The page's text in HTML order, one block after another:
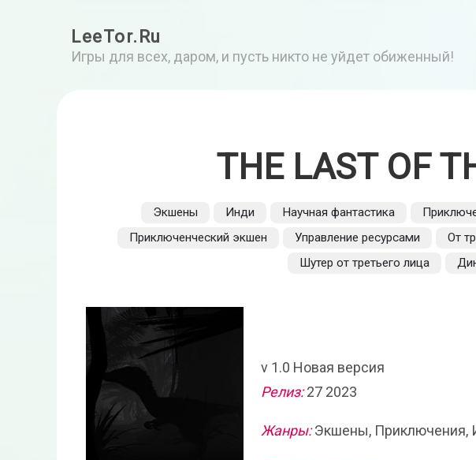
LeeTor.Ru
Игры для всех, даром, и пусть никто не уйдет обиженный!
THE LAST OF
Экшены Инди Научная фантастика
Приключенческий экшен
Управление ресурсами От
Шутер от третьего лица
v 1.0 Новая версия
Релиз:27 2023
Жанры:Экшены, Приключения,